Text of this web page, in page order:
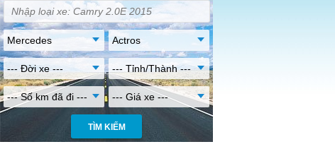
Mercedes Actros
--- Đời xe --- --- Tỉnh/Thành ---
--- Số km đã đi --- --- Giá xe ---